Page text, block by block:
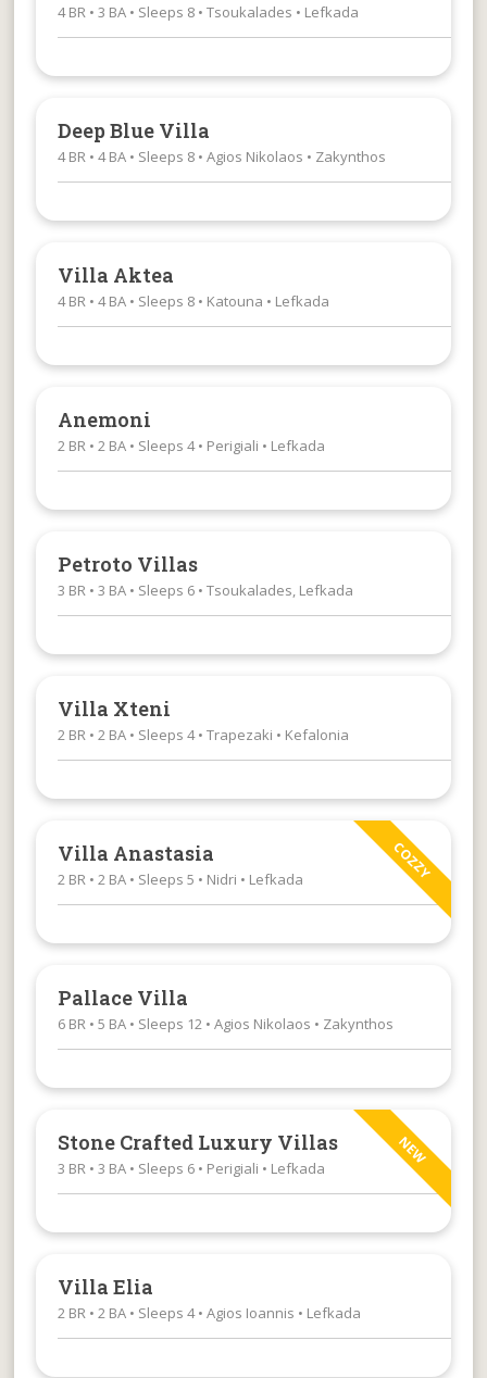
4 BR • 3 BA • Sleeps 8 • Tsoukalades • Lefkada
Deep Blue Villa
4 BR • 4 BA • Sleeps 8 • Agios Nikolaos • Zakynthos
Villa Aktea
4 BR • 4 BA • Sleeps 8 • Katouna • Lefkada
Anemoni
2 BR • 2 BA • Sleeps 4 • Perigiali • Lefkada
Petroto Villas
3 BR • 3 BA • Sleeps 6 • Tsoukalades, Lefkada
Villa Xteni
2 BR • 2 BA • Sleeps 4 • Trapezaki • Kefalonia
COZZY
Villa Anastasia
2 BR • 2 BA • Sleeps 5 • Nidri • Lefkada
Pallace Villa
6 BR • 5 BA • Sleeps 12 • Agios Nikolaos • Zakynthos
NEW
Stone Crafted Luxury Villas
3 BR • 3 BA • Sleeps 6 • Perigiali • Lefkada
Villa Elia
2 BR • 2 BA • Sleeps 4 • Agios Ioannis • Lefkada